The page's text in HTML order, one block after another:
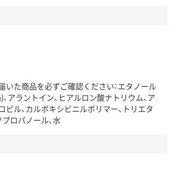
た商品を必ずご確認ください：エタノール
アラントイン、ヒアルロン酸ナトリウム、ア
ピル、カルボキシビニルポリマー、トリエタ
ロパノール、水